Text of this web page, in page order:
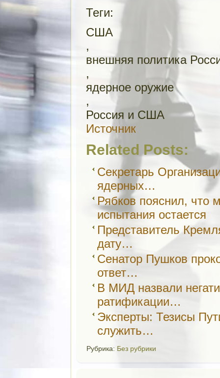
Теги:
США
,
внешняя политика
,
ядерное оружие
,
Россия и США
Источник
Related Posts:
Секретарь
ядерных…
Рябков пояснил, что
испытания остается
Представитель
дату…
Сенатор Пушков
ответ…
В МИД назвали
ратификации…
Эксперты: Тезисы
служить…
Рубрика: Без рубрики